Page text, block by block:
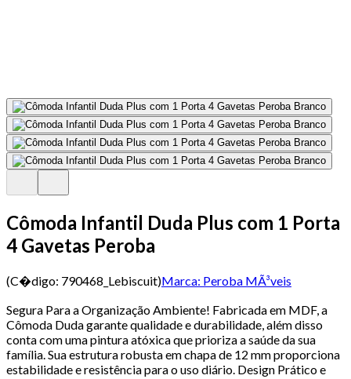
Cômoda Infantil Duda Plus com 1 Porta
4 Gavetas Peroba
(C�digo: 790468_Lebiscuit)Marca: Peroba MÃ³veis
Segura Para a Organização Ambiente! Fabricada em MDF, a
Cômoda Duda garante qualidade e durabilidade, além disso
conta com uma pintura atóxica que prioriza a saúde da sua
família. Sua estrutura robusta em chapa de 12 mm proporciona
estabilidade e resistência para o uso diário. Design Prático e